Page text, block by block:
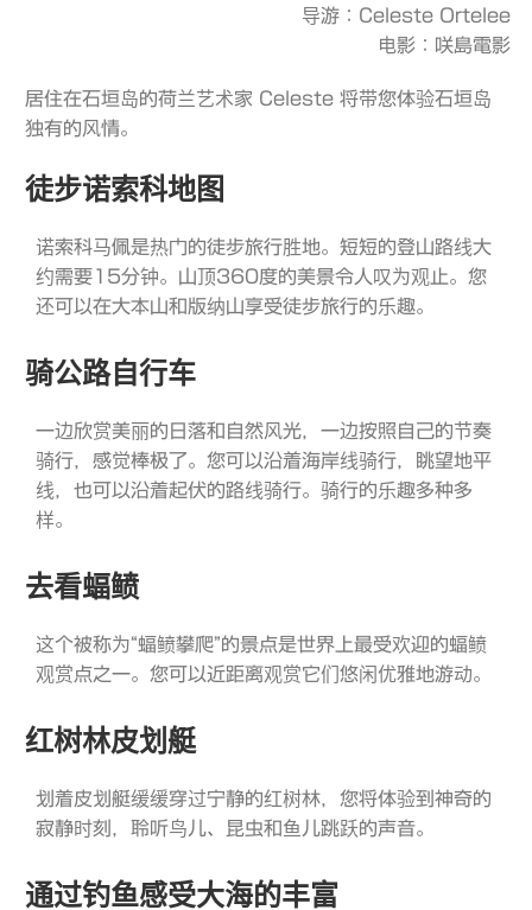
导游：Celeste Ortelee
电影：咲島電影
居住在石垣岛的荷兰艺术家 Celeste 将带您体验石垣岛
独有的风情。
徒步诺索科地图
诺索科马佩是热门的徒步旅行胜地。短短的登山路线大
约需要15分钟。山顶360度的美景令人叹为观止。您
还可以在大本山和版纳山享受徒步旅行的乐趣。
骑公路自行车
一边欣赏美丽的日落和自然风光，一边按照自己的节奏
骑行，感觉棒极了。您可以沿着海岸线骑行，眺望地平
线，也可以沿着起伏的路线骑行。骑行的乐趣多种多
样。
去看蝠鲼
这个被称为“蝠鲼攀爬”的景点是世界上最受欢迎的蝠鲼
观赏点之一。您可以近距离观赏它们悠闲优雅地游动。
红树林皮划艇
划着皮划艇缓缓穿过宁静的红树林，您将体验到神奇的
寂静时刻，聆听鸟儿、昆虫和鱼儿跳跃的声音。
通过钓鱼感受大海的丰富